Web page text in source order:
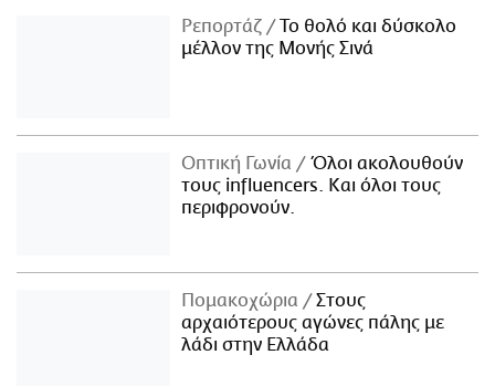
Ρεπορτάζ
Το θολό και δύσκολο
μέλλον της Μονής Σινά
Οπτική Γωνία
Όλοι ακολουθούν
τους influencers. Και όλοι τους
περιφρονούν.
Πομακοχώρια
Στους
αρχαιότερους αγώνες πάλης με
λάδι στην Ελλάδα